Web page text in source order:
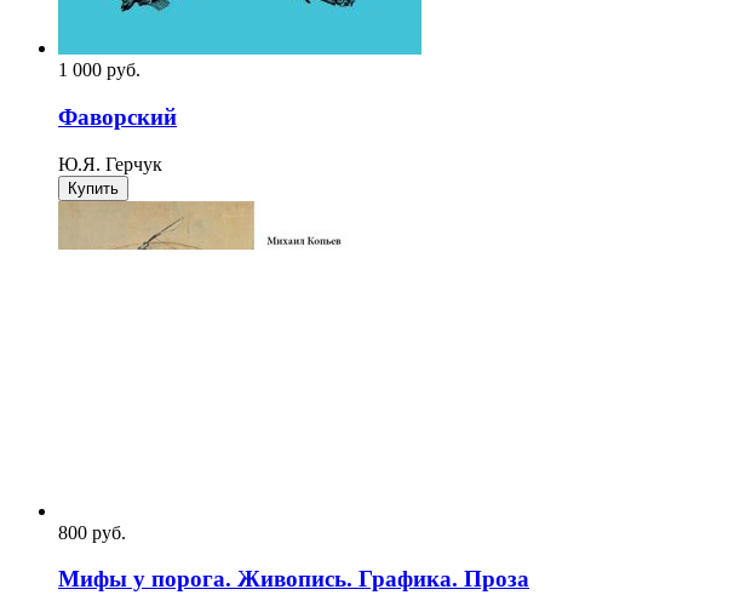
1 000 pуб.
Фаворский
Ю.Я. Герчук
Купить
800 pуб.
Мифы у порога. Живопись. Графика. Проза